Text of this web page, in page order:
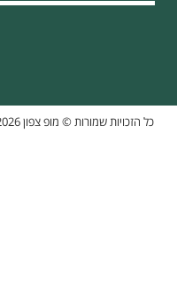
כל הזכויות שמורות © מופ צפון 2026 - 2009